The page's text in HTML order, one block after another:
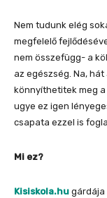
Nem tudunk elég
megfelelő
nem összefügg- a
az egészség. Na,
könnyíthetitek meg
ugye ez igen
csapata ezzel is
Mi ez?
Kisiskola.hu gárdája